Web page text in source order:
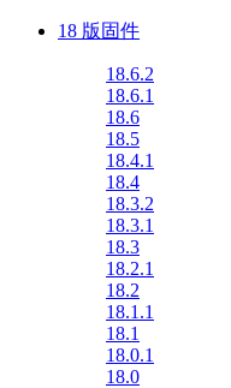
18 版固件
18.6.2
18.6.1
18.6
18.5
18.4.1
18.4
18.3.2
18.3.1
18.3
18.2.1
18.2
18.1.1
18.1
18.0.1
18.0